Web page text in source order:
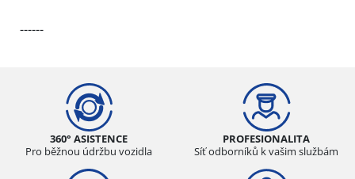
Letní (0)
Celoroční (0)
Typ vozidla
------
360° ASISTENCE
Pro běžnou údržbu vozidla
PROFESIONALITA
Síť odborníků k vašim službám